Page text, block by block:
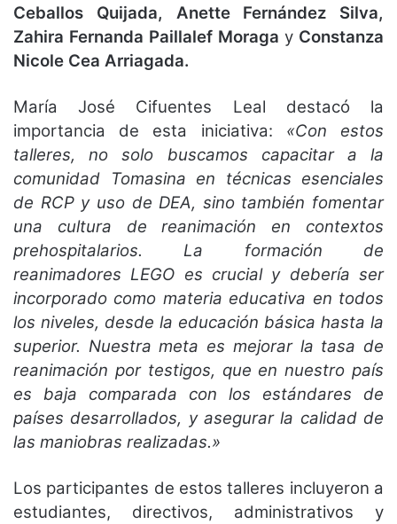
Ceballos Quijada, Anette Fernández Silva,
Zahira Fernanda Paillalef Moraga y Constanza
Nicole Cea Arriagada.
María José Cifuentes Leal destacó la
importancia de esta iniciativa: «Con estos
talleres, no solo buscamos capacitar a la
comunidad Tomasina en técnicas esenciales
de RCP y uso de DEA, sino también fomentar
una cultura de reanimación en contextos
prehospitalarios. La formación de
reanimadores LEGO es crucial y debería ser
incorporado como materia educativa en todos
los niveles, desde la educación básica hasta la
superior. Nuestra meta es mejorar la tasa de
reanimación por testigos, que en nuestro país
es baja comparada con los estándares de
países desarrollados, y asegurar la calidad de
las maniobras realizadas.»
Los participantes de estos talleres incluyeron a
estudiantes, directivos, administrativos y